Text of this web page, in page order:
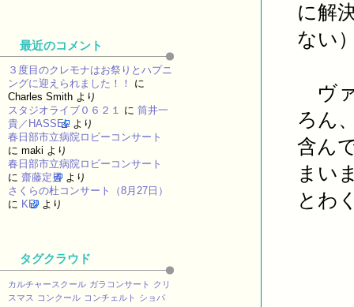
に解
ない
ヴァ
ろん
含ん
まい
とわ
最近のコメント
３度目のクレモナはお祭りとハプニ
ングに迎えられました！！
に
Charles Smith より
スタジオライブ０６２１ に 筒井一
貴／HASSEL より
春日部市立病院ロビーコンサート
に maki より
春日部市立病院ロビーコンサート
に 齋藤定男 より
さくらの杜コンサート（8月27日）
に KEI より
タグクラウド
カルチャースクール ガラコンサート
クリ
スマス
コンクール コンチェルト
ショパ